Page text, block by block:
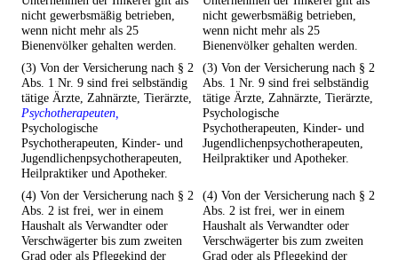
nicht gewerbsmäßig betrieben,
wenn nicht mehr als 25
Bienenvölker gehalten werden.
nicht gewerbsmäßig betrieben,
wenn nicht mehr als 25
Bienenvölker gehalten werden.
(3) Von der Versicherung nach § 2
Abs. 1 Nr. 9 sind frei selbständig
tätige Ärzte, Zahnärzte, Tierärzte,
Psychotherapeuten,
Psychologische
Psychotherapeuten, Kinder- und
Jugendlichenpsychotherapeuten,
Heilpraktiker und Apotheker.
(3) Von der Versicherung nach § 2
Abs. 1 Nr. 9 sind frei selbständig
tätige Ärzte, Zahnärzte, Tierärzte,
Psychologische
Psychotherapeuten, Kinder- und
Jugendlichenpsychotherapeuten,
Heilpraktiker und Apotheker.
(4) Von der Versicherung nach § 2
Abs. 2 ist frei, wer in einem
Haushalt als Verwandter oder
Verschwägerter bis zum zweiten
Grad oder als Pflegekind der
(4) Von der Versicherung nach § 2
Abs. 2 ist frei, wer in einem
Haushalt als Verwandter oder
Verschwägerter bis zum zweiten
Grad oder als Pflegekind der